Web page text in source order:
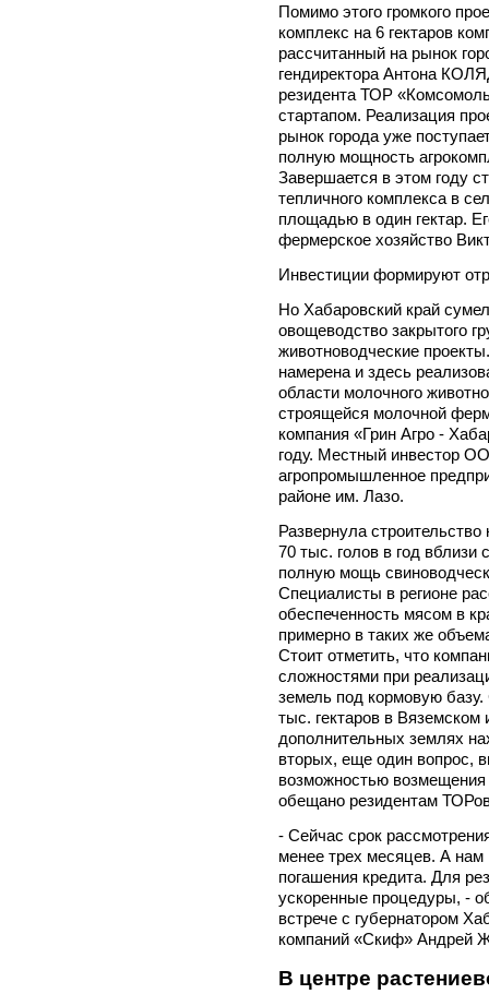
Помимо этого громкого
комплекс на 6 гектаров
рассчитанный на рынок
гендиректора Антона
резидента ТОР
стартапом. Реализация
рынок города уже
полную мощность
Завершается в этом году
тепличного комплекса в
площадью в один гектар.
фермерское хозяйство
Инвестиции формируют
Но Хабаровский край
овощеводство закрытого
животноводческие
намерена и здесь
области молочного
строящейся молочной
компания «Грин Агро -
году. Местный инвестор
агропромышленное
районе им. Лазо.
Развернула строительство
70 тыс. голов в год вблизи
полную мощь
Специалисты в регионе
обеспеченность мясом в
примерно в таких же
Стоит отметить, что
сложностями при
земель под кормовую
тыс. гектаров в Вяземском
дополнительных землях
вторых, еще один вопрос,
возможностью
обещано резидентам
- Сейчас срок
менее трех месяцев. А
погашения кредита. Для
ускоренные процедуры, -
встрече с губернатором
компаний «Скиф»
В центре